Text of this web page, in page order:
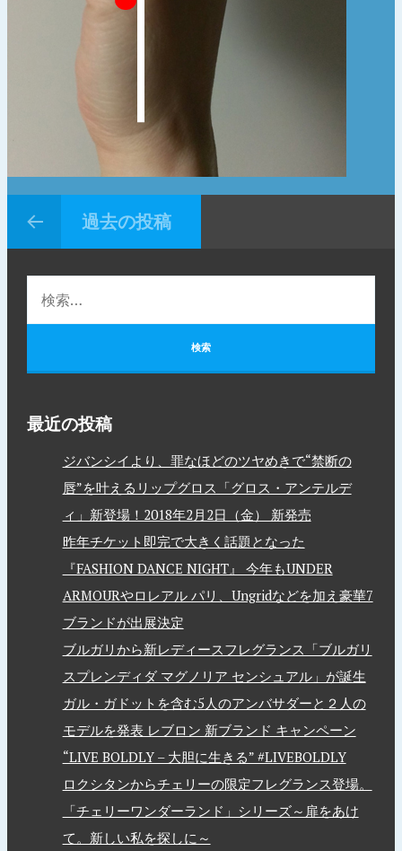
過去の投稿
最近の投稿
ジバンシイより、罪なほどのツヤめきで“禁断の
唇”を叶えるリップグロス「グロス・アンテルデ
ィ」新登場！2018年2月2日（金） 新発売
昨年チケット即完で大きく話題となった
『FASHION DANCE NIGHT』 今年もUNDER
ARMOURやロレアル パリ、Ungridなどを加え豪華7
ブランドが出展決定
ブルガリから新レディースフレグランス「ブルガリ
スプレンディダ マグノリア センシュアル」が誕生
ガル・ガドットを含む5人のアンバサダーと２人の
モデルを発表 レブロン 新ブランド キャンペーン
“LIVE BOLDLY – 大胆に生きる” #LIVEBOLDLY
ロクシタンからチェリーの限定フレグランス登場。
「チェリーワンダーランド」シリーズ～扉をあけ
て。新しい私を探しに～